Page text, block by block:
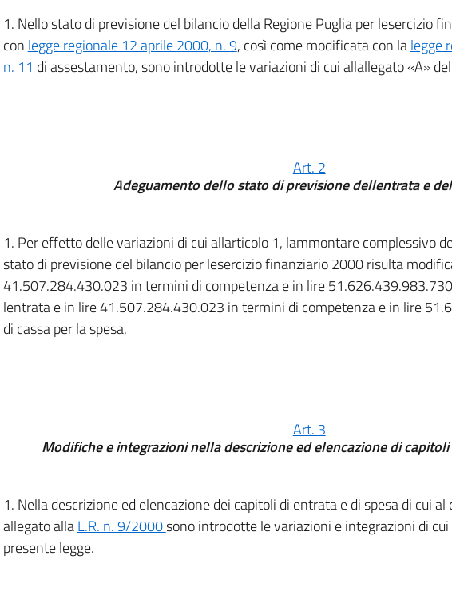
1. Nello stato di previsione del bilancio della Regione Puglia per lesercizio
con legge regionale 12 aprile 2000, n. 9, così come modificata con lalegge
n. 11 di assestamento, sono introdotte le variazioni di cui allallegato «A»
Art. 2
Adeguamento dello stato di previsione dellentrata e
1. Per effetto delle variazioni di cui allarticolo 1, lammontare complessivo
stato di previsione del bilancio per lesercizio finanziario 2000 risulta
41.507.284.430.023 in termini di competenza e in lire
lentrata e in lire 41.507.284.430.023 in termini di competenza e in lire
di cassa per la spesa.
Art. 3
Modifiche e integrazioni nella descrizione ed elencazione di
1. Nella descrizione ed elencazione dei capitoli di entrata e di spesa di cui
allegato allaL.R. n. 9/2000sono introdotte le variazioni e integrazioni di
presente legge.